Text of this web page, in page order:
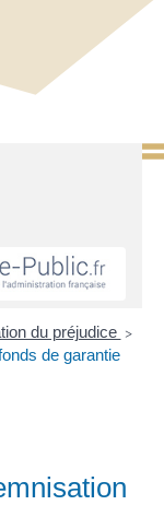
du préjudice >
de garantie